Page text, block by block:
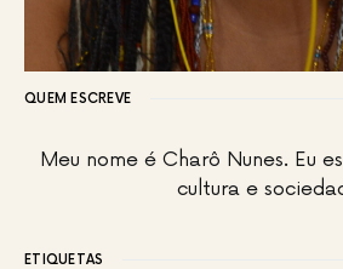
QUEM ESCREVE
Meu nome é Charô Nunes. Eu
cultura e
ETIQUETAS